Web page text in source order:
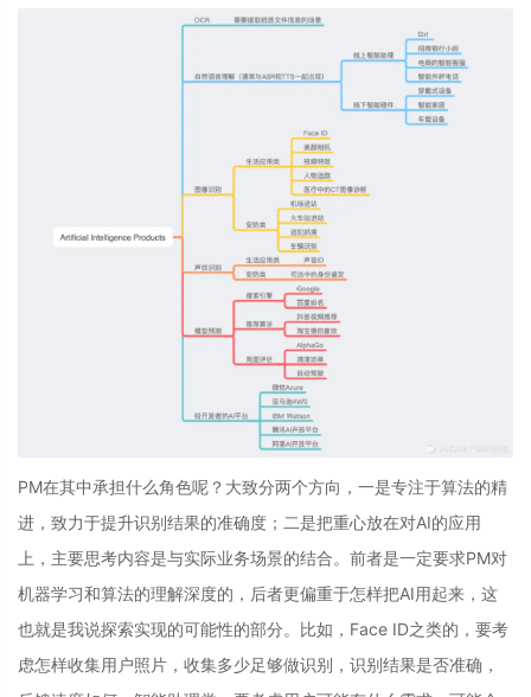
PM在其中承担什么角色呢？大致分两个方向，一是专注于算法的精
进，致力于提升识别结果的准确度；二是把重心放在对AI的应用
上，主要思考内容是与实际业务场景的结合。前者是一定要求PM对
机器学习和算法的理解深度的，后者更偏重于怎样把AI用起来，这
也就是我说探索实现的可能性的部分。比如，Face ID之类的，要考
虑怎样收集用户照片，收集多少足够做识别，识别结果是否准确，